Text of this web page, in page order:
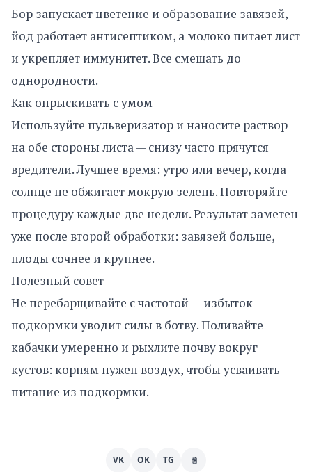
Бор запускает цветение и образование завязей,
йод работает антисептиком, а молоко питает лист
и укрепляет иммунитет. Все смешать до
однородности.
Как опрыскивать с умом
Используйте пульверизатор и наносите раствор
на обе стороны листа — снизу часто прячутся
вредители. Лучшее время: утро или вечер, когда
солнце не обжигает мокрую зелень. Повторяйте
процедуру каждые две недели. Результат заметен
уже после второй обработки: завязей больше,
плоды сочнее и крупнее.
Полезный совет
Не перебарщивайте с частотой — избыток
подкормки уводит силы в ботву. Поливайте
кабачки умеренно и рыхлите почву вокруг
кустов: корням нужен воздух, чтобы усваивать
питание из подкормки.
VK OK TG ⎘